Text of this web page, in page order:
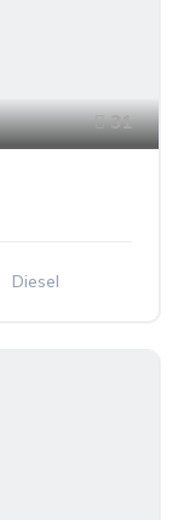
31
Diesel